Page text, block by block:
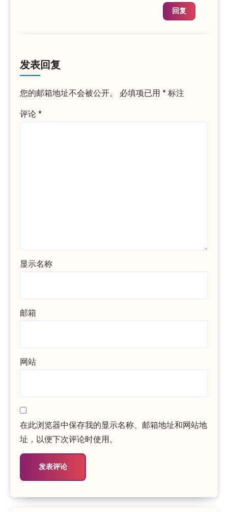
回复
发表回复
您的邮箱地址不会被公开。 必填项已用 * 标注
评论 *
显示名称
邮箱
网站
在此浏览器中保存我的显示名称、邮箱地址和网站地
址，以便下次评论时使用。